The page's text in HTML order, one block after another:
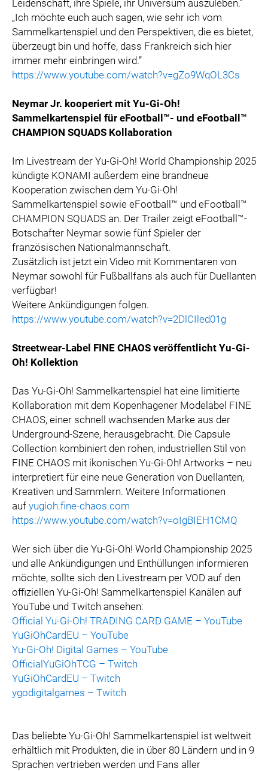
Leidenschaft, ihre Spiele, ihr Universum auszuleben.”
„Ich möchte euch auch sagen, wie sehr ich vom
Sammelkartenspiel und den Perspektiven, die es bietet,
überzeugt bin und hoffe, dass Frankreich sich hier
immer mehr einbringen wird.”
https://www.youtube.com/watch?v=gZo9WqOL3Cs
Neymar Jr. kooperiert mit Yu-Gi-Oh!
Sammelkartenspiel für eFootball™- und eFootball™
CHAMPION SQUADS Kollaboration
Im Livestream der Yu-Gi-Oh! World Championship 2025
kündigte KONAMI außerdem eine brandneue
Kooperation zwischen dem Yu-Gi-Oh!
Sammelkartenspiel sowie eFootball™ und eFootball™
CHAMPION SQUADS an. Der Trailer zeigt eFootball™-
Botschafter Neymar sowie fünf Spieler der
französischen Nationalmannschaft.
Zusätzlich ist jetzt ein Video mit Kommentaren von
Neymar sowohl für Fußballfans als auch für Duellanten
verfügbar!
Weitere Ankündigungen folgen.
https://www.youtube.com/watch?v=2DlCIled01g
Streetwear-Label FINE CHAOS veröffentlicht Yu-Gi-
Oh! Kollektion
Das Yu-Gi-Oh! Sammelkartenspiel hat eine limitierte
Kollaboration mit dem Kopenhagener Modelabel FINE
CHAOS, einer schnell wachsenden Marke aus der
Underground-Szene, herausgebracht. Die Capsule
Collection kombiniert den rohen, industriellen Stil von
FINE CHAOS mit ikonischen Yu-Gi-Oh! Artworks – neu
interpretiert für eine neue Generation von Duellanten,
Kreativen und Sammlern. Weitere Informationen
auf yugioh.fine-chaos.com
https://www.youtube.com/watch?v=oIgBIEH1CMQ
Wer sich über die Yu-Gi-Oh! World Championship 2025
und alle Ankündigungen und Enthüllungen informieren
möchte, sollte sich den Livestream per VOD auf den
offiziellen Yu-Gi-Oh! Sammelkartenspiel Kanälen auf
YouTube und Twitch ansehen:
Official Yu-Gi-Oh! TRADING CARD GAME – YouTube
YuGiOhCardEU – YouTube
Yu-Gi-Oh! Digital Games – YouTube
OfficialYuGiOhTCG – Twitch
YuGiOhCardEU – Twitch
ygodigitalgames – Twitch
Das beliebte Yu-Gi-Oh! Sammelkartenspiel ist weltweit
erhältlich mit Produkten, die in über 80 Ländern und in 9
Sprachen vertrieben werden und Fans aller